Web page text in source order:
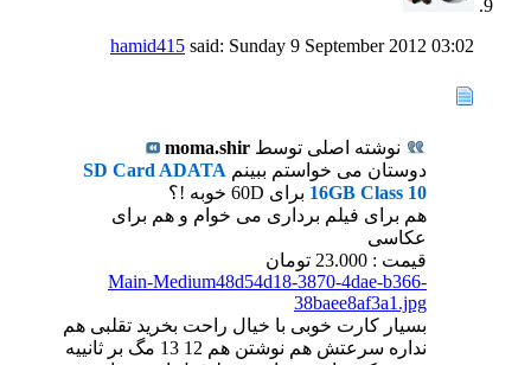
hamid415 said: Sunday 9 September 2012 03:02
نوشته اصلی توسط moma.shir
دوستان می خواستم ببینم SD Card ADATA
16GB Class 10 برای 60D خوبه !؟
هم برای فیلم برداری می خوام و هم برای
عکاسی
قیمت : 23.000 تومان
Main-Medium48d54d18-3870-4dae-b366-
38baee8af3a1.jpg
بسیار کارت خوبی با خیال راحت بخرید تقلبی هم
نداره سرعتش هم نوشتن هم 12 13 مگ بر ثانییه